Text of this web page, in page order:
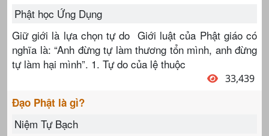
Phật học Ứng Dụng
Giữ giới là lựa chọn tự do Giới luật của Phật giáo có
nghĩa là: “Anh đừng tự làm thương tổn mình, anh đừng
tự làm hại mình”. 1. Tự do của lệ thuộc
33,439
Đạo Phật là gì?
Niệm Tự Bạch